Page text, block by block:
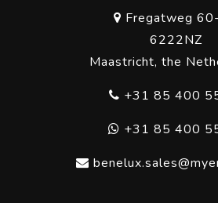
Fregatweg
6222NZ
Maastricht, the
+31 85 400
+31 85 400